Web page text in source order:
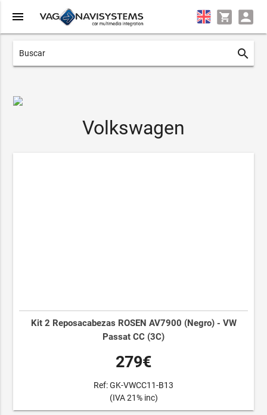
menu
search
Volkswagen
Kit 2 Reposacabezas ROSEN AV7900 (Negro) - VW
Passat CC (3C)
279€
Ref: GK-VWCC11-B13
(IVA 21% inc)